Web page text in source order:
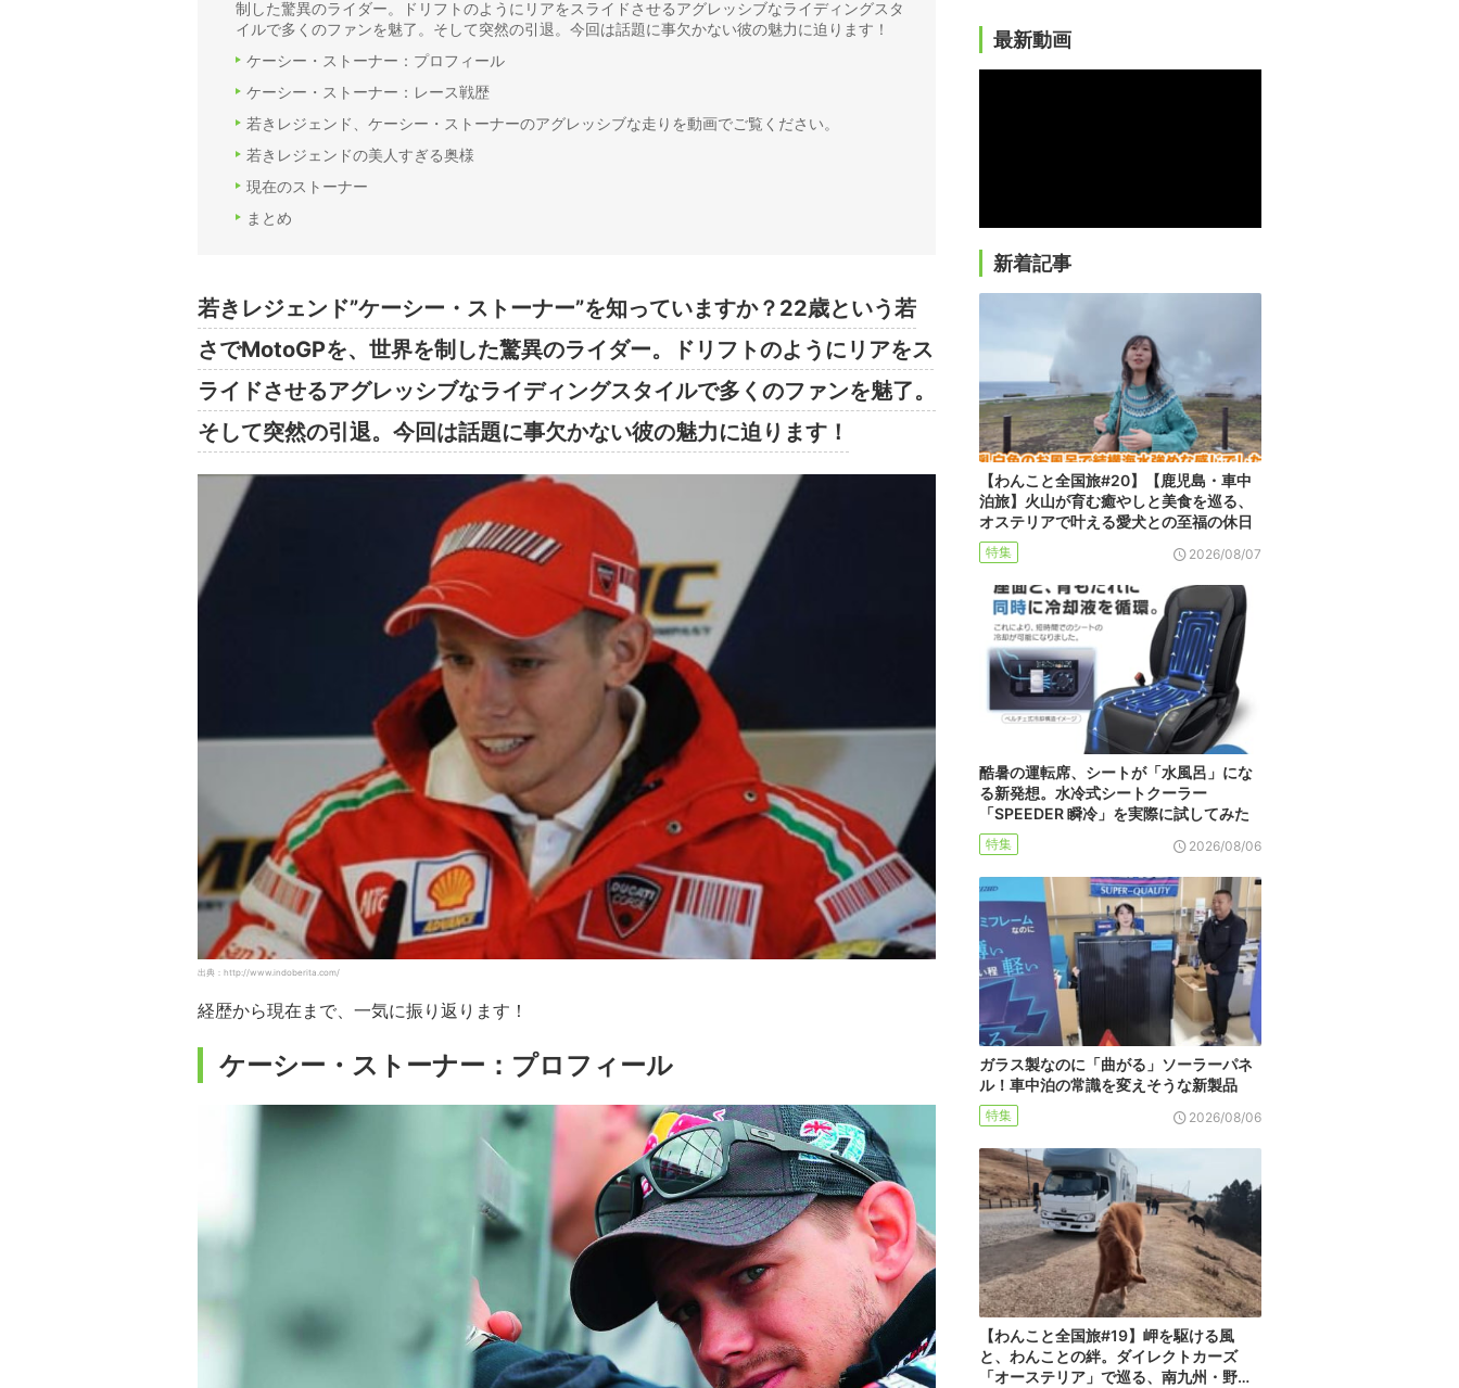
制した驚異のライダー。ドリフトのようにリアをスライドさせるアグレッシブなライディングスタ
イルで多くのファンを魅了。そして突然の引退。今回は話題に事欠かない彼の魅力に迫ります！
ケーシー・ストーナー：プロフィール
ケーシー・ストーナー：レース戦歴
若きレジェンド、ケーシー・ストーナーのアグレッシブな走りを動画でご覧ください。
若きレジェンドの美人すぎる奥様
現在のストーナー
まとめ
若きレジェンド”ケーシー・ストーナー”を知っていますか？22歳という若
さでMotoGPを、世界を制した驚異のライダー。ドリフトのようにリアをス
ライドさせるアグレッシブなライディングスタイルで多くのファンを魅了。
そして突然の引退。今回は話題に事欠かない彼の魅力に迫ります！
出典：http://www.indoberita.com/
経歴から現在まで、一気に振り返ります！
ケーシー・ストーナー：プロフィール
最新動画
新着記事
【わんこと全国旅#20】【鹿児島・車中
泊旅】火山が育む癒やしと美食を巡る、
オステリアで叶える愛犬との至福の休日
特集 2026/08/07
酷暑の運転席、シートが「水風呂」にな
る新発想。水冷式シートクーラー
「SPEEDER 瞬冷」を実際に試してみた
特集 2026/08/06
ガラス製なのに「曲がる」ソーラーパネ
ル！車中泊の常識を変えそうな新製品
特集 2026/08/06
【わんこと全国旅#19】岬を駆ける風
と、わんことの絆。ダイレクトカーズ
「オーステリア」で巡る、南九州・野…